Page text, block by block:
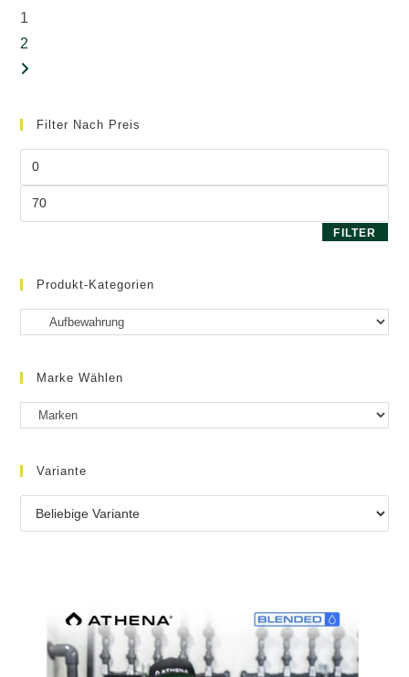
1
2
Filter Nach Preis
FILTER
Produkt-Kategorien
Marke Wählen
Variante